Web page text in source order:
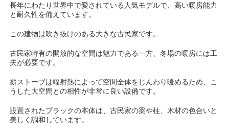
長年にわたり世界中で愛されている人気モデルで、高い暖房能力
と耐久性を備えています。
この建物は吹き抜けのある大きな古民家です。
古民家特有の開放的な空間は魅力である一方、冬場の暖房には工
夫が必要です。
薪ストーブは輻射熱によって空間全体をじんわり暖めるため、こ
うした大空間との相性が非常に良い設備です。
設置されたブラックの本体は、古民家の梁や柱、木材の色合いと
美しく調和しています。